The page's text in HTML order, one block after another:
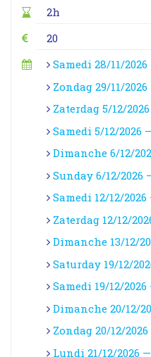
2h
20
Samedi 28/11/
Zondag 29/11/
Zaterdag 5/12/
Samedi 5/12/2026
Dimanche 6/12/
Sunday 6/12/2026
Samedi 12/12/
Zaterdag 12/12/
Dimanche 13/12/
Saturday 19/12/
Samedi 19/12/
Dimanche 20/12/
Zondag 20/12/
Lundi 21/12/2026